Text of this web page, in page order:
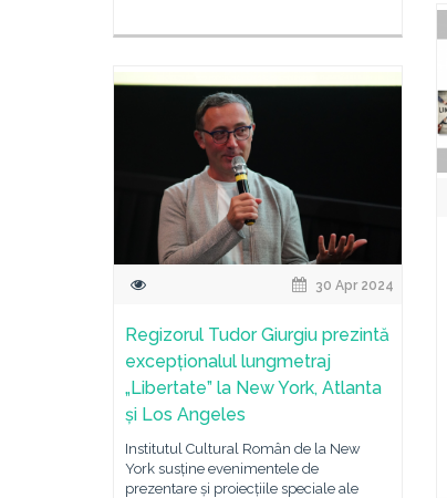
30 Apr 2024
Regizorul Tudor Giurgiu prezintă
excepționalul lungmetraj
„Libertate” la New York, Atlanta
și Los Angeles
Institutul Cultural Român de la New
York susține evenimentele de
prezentare și proiecțiile speciale ale